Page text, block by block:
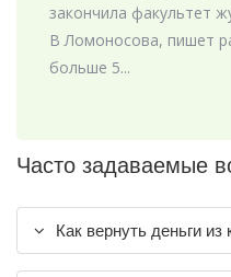
закончила факультет
В Ломоносова, пишет
больше 5...
Часто задаваемые
Как вернуть деньги